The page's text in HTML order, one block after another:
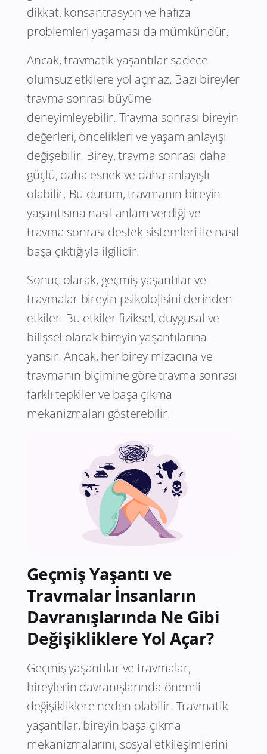
dikkat, konsantrasyon ve hafıza
problemleri yaşaması da mümkündür.
Ancak, travmatik yaşantılar sadece
olumsuz etkilere yol açmaz. Bazı bireyler
travma sonrası büyüme
deneyimleyebilir. Travma sonrası bireyin
değerleri, öncelikleri ve yaşam anlayışı
değişebilir. Birey, travma sonrası daha
güçlü, daha esnek ve daha anlayışlı
olabilir. Bu durum, travmanın bireyin
yaşantısına nasıl anlam verdiği ve
travma sonrası destek sistemleri ile nasıl
başa çıktığıyla ilgilidir.
Sonuç olarak, geçmiş yaşantılar ve
travmalar bireyin psikolojisini derinden
etkiler. Bu etkiler fiziksel, duygusal ve
bilişsel olarak bireyin yaşantılarına
yansır. Ancak, her birey mizacına ve
travmanın biçimine göre travma sonrası
farklı tepkiler ve başa çıkma
mekanizmaları gösterebilir.
Geçmiş Yaşantı ve
Travmalar İnsanların
Davranışlarında Ne Gibi
Değişikliklere Yol Açar?
Geçmiş yaşantılar ve travmalar,
bireylerin davranışlarında önemli
değişikliklere neden olabilir. Travmatik
yaşantılar, bireyin başa çıkma
mekanizmalarını, sosyal etkileşimlerini